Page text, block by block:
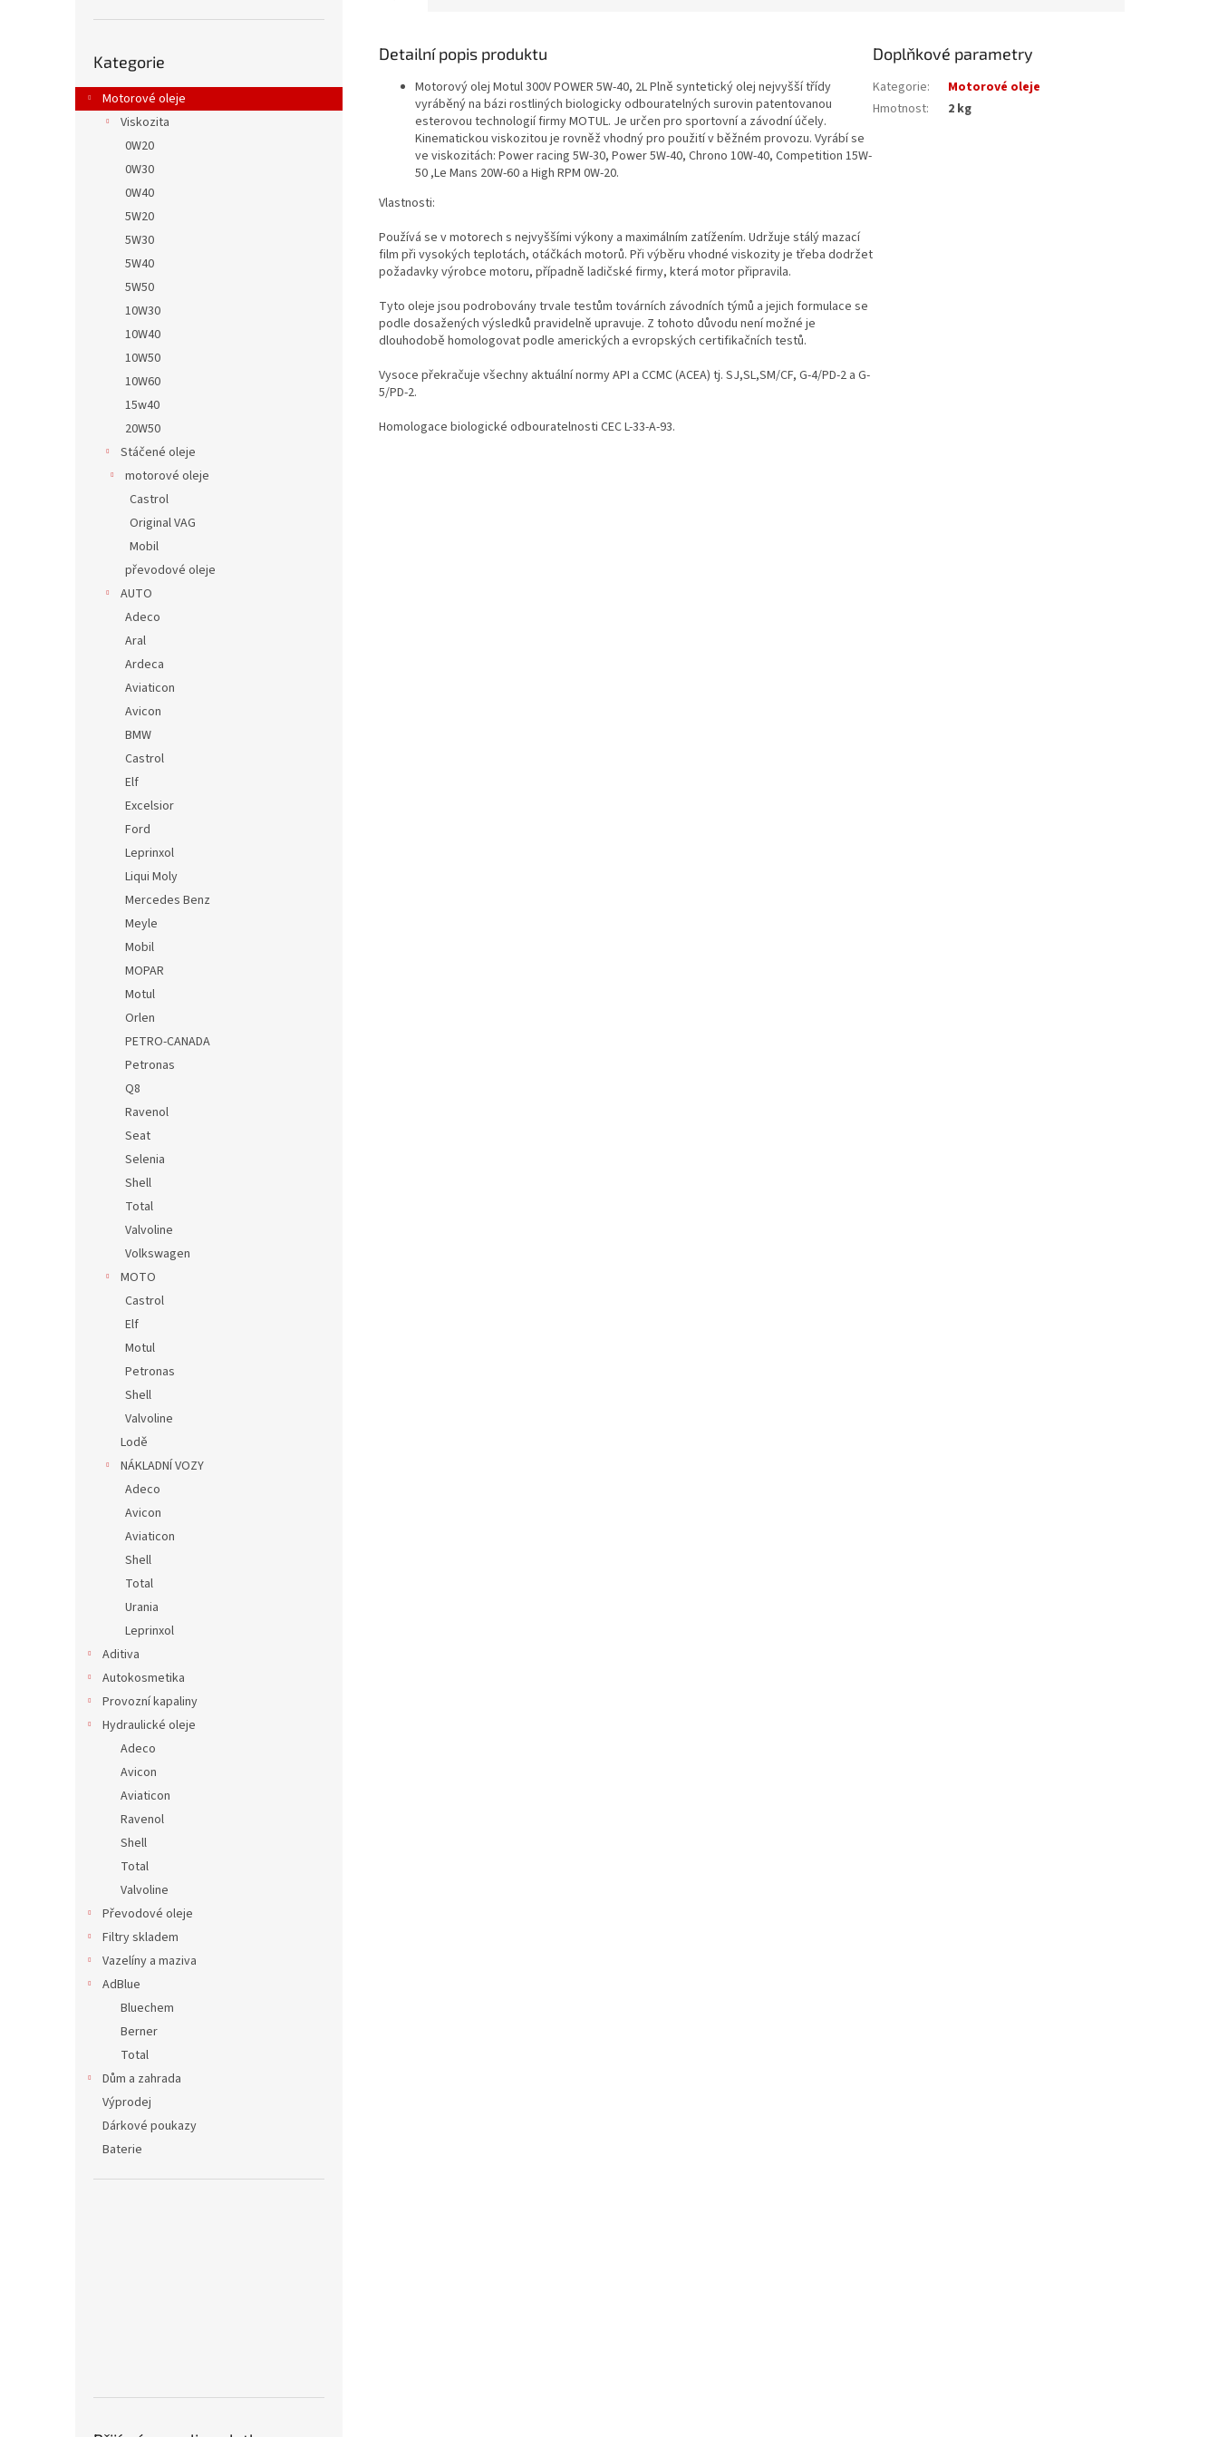
kategorie
Kategorie
Motorové oleje
Viskozita
0W20
0W30
0W40
5W20
5W30
5W40
5W50
10W30
10W40
10W50
10W60
15w40
20W50
Stáčené oleje
motorové oleje
Castrol
Original VAG
Mobil
převodové oleje
AUTO
Adeco
Aral
Ardeca
Aviaticon
Avicon
BMW
Castrol
Elf
Excelsior
Ford
Leprinxol
Liqui Moly
Mercedes Benz
Meyle
Mobil
MOPAR
Motul
Orlen
PETRO-CANADA
Petronas
Q8
Ravenol
Seat
Selenia
Shell
Total
Valvoline
Volkswagen
MOTO
Castrol
Elf
Motul
Petronas
Shell
Valvoline
Lodě
NÁKLADNÍ VOZY
Adeco
Avicon
Aviaticon
Shell
Total
Urania
Leprinxol
Aditiva
Autokosmetika
Provozní kapaliny
Hydraulické oleje
Adeco
Avicon
Aviaticon
Ravenol
Shell
Total
Valvoline
Převodové oleje
Filtry skladem
Vazelíny a maziva
AdBlue
Bluechem
Berner
Total
Dům a zahrada
Výprodej
Dárkové poukazy
Baterie
Detailní popis produktu
Motorový olej Motul 300V POWER 5W-40, 2L Plně syntetický olej nejvyšší třídy
vyráběný na bázi rostliných biologicky odbouratelných surovin patentovanou
esterovou technologií firmy MOTUL. Je určen pro sportovní a závodní účely.
Kinematickou viskozitou je rovněž vhodný pro použití v běžném provozu. Vyrábí se
ve viskozitách: Power racing 5W-30, Power 5W-40, Chrono 10W-40, Competition 15W-
50 ,Le Mans 20W-60 a High RPM 0W-20.
Vlastnosti:
Používá se v motorech s nejvyššími výkony a maximálním zatížením. Udržuje stálý mazací
film při vysokých teplotách, otáčkách motorů. Při výběru vhodné viskozity je třeba dodržet
požadavky výrobce motoru, případně ladičské firmy, která motor připravila.
Tyto oleje jsou podrobovány trvale testům továrních závodních týmů a jejich formulace se
podle dosažených výsledků pravidelně upravuje. Z tohoto důvodu není možné je
dlouhodobě homologovat podle amerických a evropských certifikačních testů.
Vysoce překračuje všechny aktuální normy API a CCMC (ACEA) tj. SJ,SL,SM/CF, G-4/PD-2 a G-
5/PD-2.
Homologace biologické odbouratelnosti CEC L-33-A-93.
Doplňkové parametry
Kategorie:
Motorové oleje
Hmotnost: 2 kg